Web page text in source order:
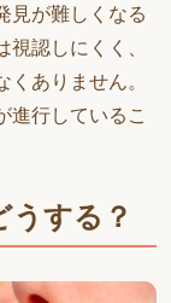
見が難しくなる
認しにくく、
ありません。
進行しているこ
うする？